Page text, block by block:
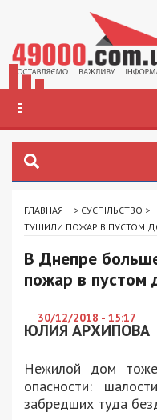
ГЛАВНАЯ > СУСПІЛЬСТВО >
ТУШИЛИ ПОЖАР В ПУСТОМ
В Днепре
пожар в пустом
30/12/2018 - 15:17
ЮЛИЯ АРХИПОВА
Нежилой дом
опасности:
забредших туда